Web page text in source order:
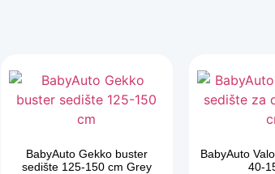
BabyAuto Gekko buster
sedište 125-150 cm Grey
BabyAuto
40-